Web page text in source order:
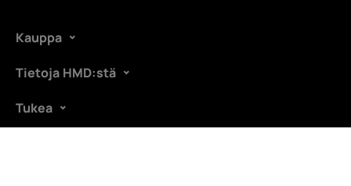
Kauppa
Tietoja HMD:stä
Tukea